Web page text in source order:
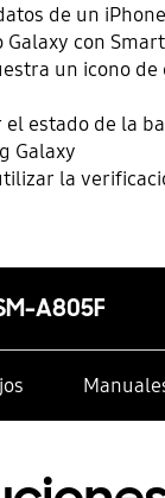
de un
con
un icono de
estado de la
Galaxy
la
A805F